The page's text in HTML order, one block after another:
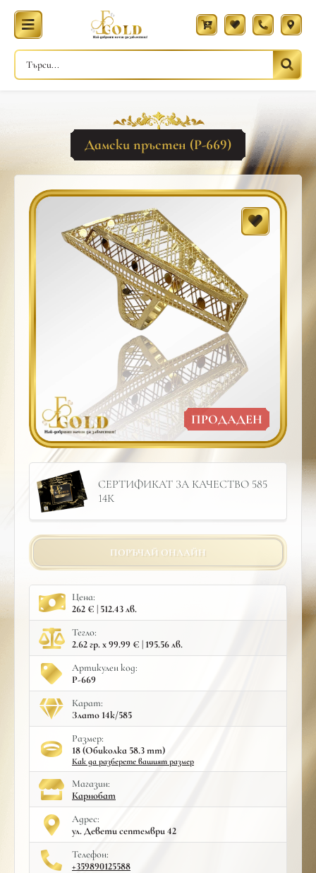
Дамски пръстен (Р-669)
ПРОДАДЕН
СЕРТИФИКАТ ЗА КАЧЕСТВО 585
14К
ПОРЪЧАЙ ОНЛАЙН
Цена:
262 € | 512.43 лв.
Тегло:
2.62 гр. x 99.99 € | 195.56 лв.
Артикулен код:
Р-669
Карат:
Злато 14к/585
Размер:
18 (Обиколка 58.3 mm)
Как да разберете вашият размер
Mагазин:
Карнобат
Адрес:
ул. Девети септември 42
Телефон:
+359890125588